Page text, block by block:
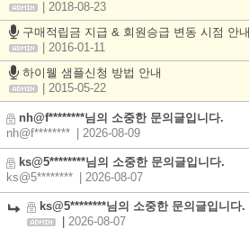
| 2018-08-23
구매적립금 지급 & 회원승급 변동 시점 안내
| 2016-01-11
하이웰 샘플신청 방법 안내
| 2015-05-22
nh@f********님의 소중한 문의글입니다.
nh@f********
| 2026-08-09
ks@5********님의 소중한 문의글입니다.
ks@5********
| 2026-08-07
ks@5********님의 소중한 문의글입니다.
2026-08-07